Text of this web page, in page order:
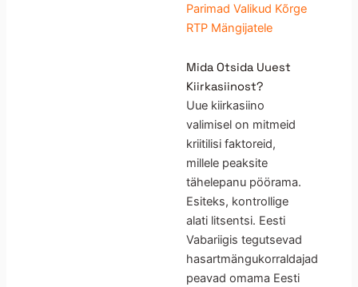
Parimad Valikud Kõrge
RTP Mängijatele
Mida Otsida Uuest
Kiirkasiinost?
Uue kiirkasiino
valimisel on mitmeid
kriitilisi faktoreid,
millele peaksite
tähelepanu pöörama.
Esiteks, kontrollige
alati litsentsi. Eesti
Vabariigis tegutsevad
hasartmängukorraldajad
peavad omama Eesti